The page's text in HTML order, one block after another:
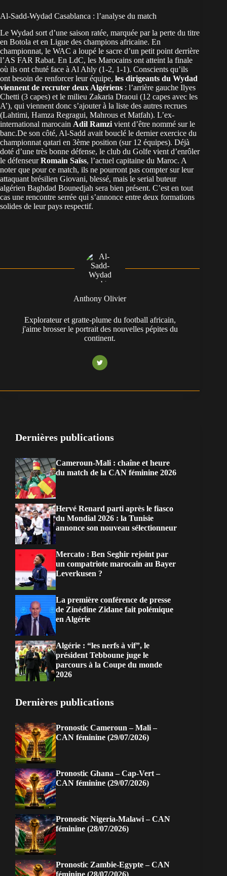
Al-Sadd-Wydad Casablanca : l’analyse du match
Le Wydad sort d’une saison ratée, marquée par la perte du titre
en Botola et en Ligue des champions africaine. En
championnat, le WAC a loupé le sacre d’un petit point derrière
l’AS FAR Rabat. En LdC, les Marocains ont atteint la finale
où ils ont chuté face à Al Ahly (1-2, 1-1). Conscients qu’ils
ont besoin de renforcer leur équipe, les dirigeants du Wydad
viennent de recruter deux Algériens : l’arrière gauche Ilyes
Chetti (3 capes) et le milieu Zakaria Draoui (12 capes avec les
A’), qui viennent donc s’ajouter à la liste des autres recrues
(Lahtimi, Hamza Regragui, Mahrous et Matfah). L’ex-
international marocain Adil Ramzi vient d’être nommé sur le
banc.De son côté, Al-Sadd avait bouclé le dernier exercice du
championnat qatari en 3ème position (sur 12 équipes). Déjà
doté d’une très bonne défense, le club du Golfe vient d’enrôler
le défenseurRomain Saïss, l’actuel capitaine du Maroc. A
noter que pour ce match, ils ne pourront pas compter sur leur
attaquant brésilien Giovani, blessé, mais le serial buteur
algérien Baghdad Bounedjah sera bien présent. C’est en tout
cas une rencontre serrée qui s’annonce entre deux formations
solides de leur pays respectif.
Anthony Olivier
Explorateur et gratte-plume du football africain,
j'aime brosser le portrait des nouvelles pépites du
continent.
Dernières publications
Cameroun-Mali : chaîne et heure
du match de la CAN féminine 2026
Hervé Renard parti après le fiasco
du Mondial 2026 : la Tunisie
annonce son nouveau sélectionneur
Mercato : Ben Seghir rejoint par
un compatriote marocain au Bayer
Leverkusen ?
La première conférence de presse
de Zinédine Zidane fait polémique
en Algérie
Algérie : “les nerfs à vif”, le
président Tebboune juge le
parcours à la Coupe du monde
2026
Dernières publications
Pronostic Cameroun – Mali –
CAN féminine (29/07/2026)
Pronostic Ghana – Cap-Vert –
CAN féminine (29/07/2026)
Pronostic Nigeria-Malawi – CAN
féminine (28/07/2026)
Pronostic Zambie-Egypte – CAN
féminine (28/07/2026)